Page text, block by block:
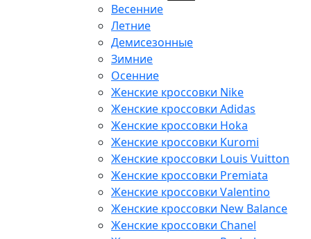
Весенние
Летние
Демисезонные
Зимние
Осенние
Женские кроссовки Nike
Женские кроссовки Adidas
Женские кроссовки Hoka
Женские кроссовки Kuromi
Женские кроссовки Louis Vuitton
Женские кроссовки Premiata
Женские кроссовки Valentino
Женские кроссовки New Balance
Женские кроссовки Chanel